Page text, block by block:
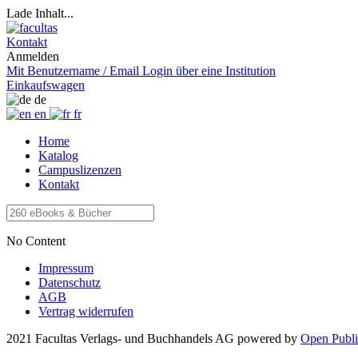
Lade Inhalt...
Kontakt
Anmelden
Mit Benutzername / Email Login über eine Institution
Einkaufswagen
de
en
fr
Home
Katalog
Campuslizenzen
Kontakt
No Content
Impressum
Datenschutz
AGB
Vertrag widerrufen
2021 Facultas Verlags- und Buchhandels AG powered by Open